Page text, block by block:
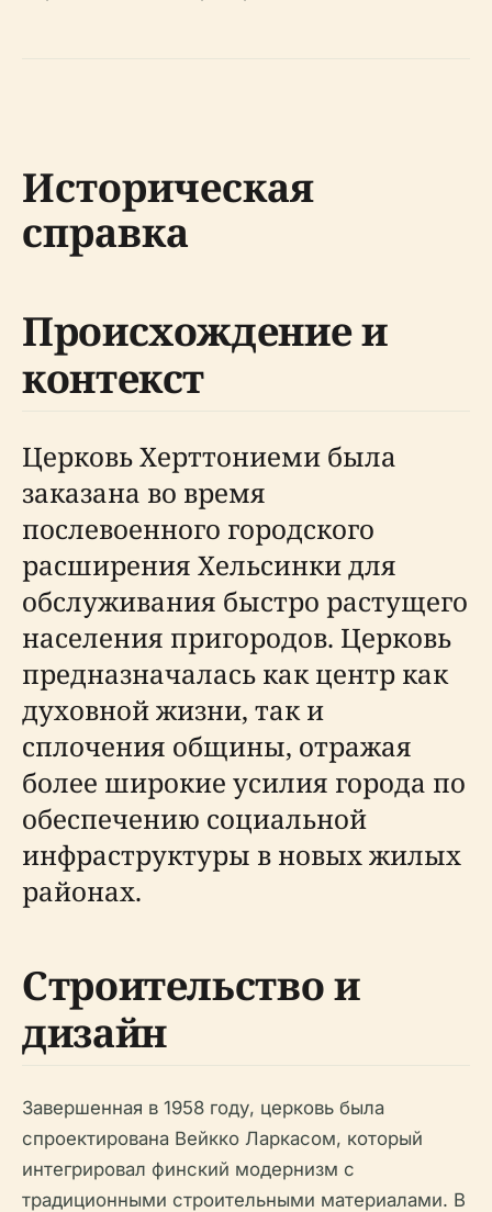
Историческая
справка
Происхождение и
контекст
Церковь Херттониеми была
заказана во время
послевоенного городского
расширения Хельсинки для
обслуживания быстро растущего
населения пригородов. Церковь
предназначалась как центр как
духовной жизни, так и
сплочения общины, отражая
более широкие усилия города по
обеспечению социальной
инфраструктуры в новых жилых
районах.
Строительство и
дизайн
Завершенная в 1958 году, церковь была
спроектирована Вейкко Ларкасом, который
интегрировал финский модернизм с
традиционными строительными материалами. В